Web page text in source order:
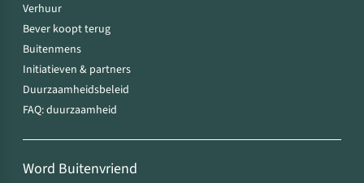
Verhuur
Bever koopt terug
Buitenmens
Initiatieven & partners
Duurzaamheidsbeleid
FAQ: duurzaamheid
Word Buitenvriend